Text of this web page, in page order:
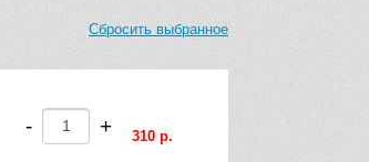
Сбросить выбранное
- + 310 р.